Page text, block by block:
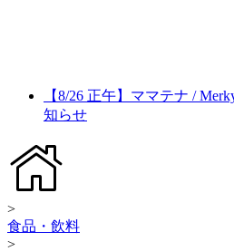
【8/26 正午】ママテナ /
知らせ
>
食品・飲料
>